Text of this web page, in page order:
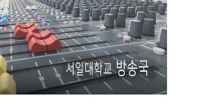
2021.07.02
이용호